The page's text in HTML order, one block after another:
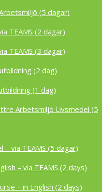
(5 dagar)
TEAMS (2 dagar)
TEAMS (3 dagar)
(2 dag)
(1 dag)
Arbetsmiljö Livsmedel (5
– via TEAMS (5 dagar)
– via TEAMS (2 days)
– in English (2 days)